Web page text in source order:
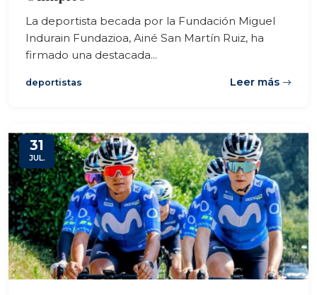
La deportista becada por la Fundación Miguel
Indurain Fundazioa, Ainé San Martín Ruiz, ha
firmado una destacada...
deportistas Leer más
31
JUL.